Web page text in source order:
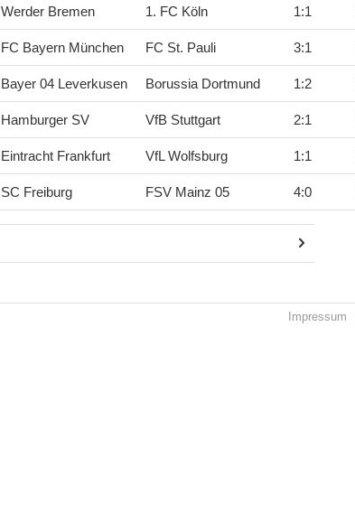
Werder Bremen 1. FC Köln 1:1
FC Bayern München FC St. Pauli 3:1
Bayer 04 Leverkusen Borussia Dortmund 1:2
Hamburger SV VfB Stuttgart 2:1
Eintracht Frankfurt VfL Wolfsburg 1:1
SC Freiburg FSV Mainz 05 4:0
Impressum